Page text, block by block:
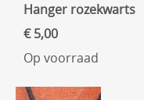
Hanger rozekwarts
€ 5,00
Op voorraad